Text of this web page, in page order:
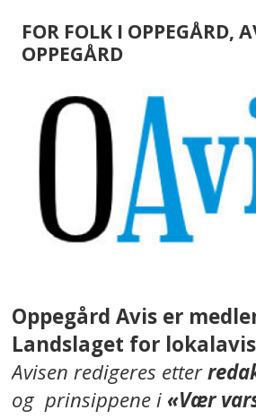
FOR FOLK I OPPEGÅRD,
OPPEGÅRD
Oppegård Avis er
Landslaget for
Avisen redigeres etter
og prinsippene i«Vær